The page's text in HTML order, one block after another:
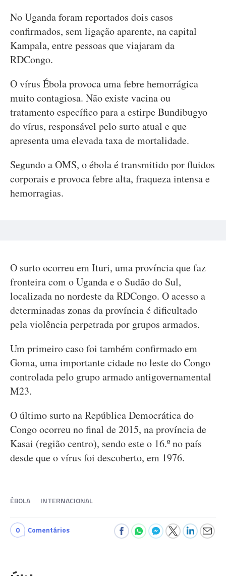
No Uganda foram reportados dois casos
confirmados, sem ligação aparente, na capital
Kampala, entre pessoas que viajaram da
RDCongo.
O vírus Ébola provoca uma febre hemorrágica
muito contagiosa. Não existe vacina ou
tratamento específico para a estirpe Bundibugyo
do vírus, responsável pelo surto atual e que
apresenta uma elevada taxa de mortalidade.
Segundo a OMS, o ébola é transmitido por fluidos
corporais e provoca febre alta, fraqueza intensa e
hemorragias.
O surto ocorreu em Ituri, uma província que faz
fronteira com o Uganda e o Sudão do Sul,
localizada no nordeste da RDCongo. O acesso a
determinadas zonas da província é dificultado
pela violência perpetrada por grupos armados.
Um primeiro caso foi também confirmado em
Goma, uma importante cidade no leste do Congo
controlada pelo grupo armado antigovernamental
M23.
O último surto na República Democrática do
Congo ocorreu no final de 2015, na província de
Kasai (região centro), sendo este o 16.º no país
desde que o vírus foi descoberto, em 1976.
ÉBOLA INTERNACIONAL
0 Comentários